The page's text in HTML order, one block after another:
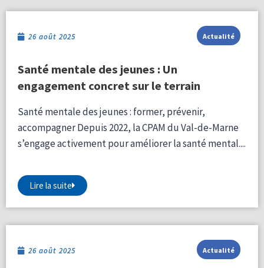
26 août 2025 Actualité
Santé mentale des jeunes : Un
engagement concret sur le terrain
Santé mentale des jeunes : former, prévenir,
accompagner Depuis 2022, la CPAM du Val-de-Marne
s’engage activement pour améliorer la santé mental....
Lire la suite
26 août 2025 Actualité